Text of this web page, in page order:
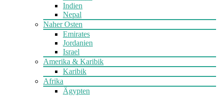
Indien
Nepal
Naher Osten
Emirates
Jordanien
Israel
Amerika & Karibik
Karibik
Afrika
Ägypten